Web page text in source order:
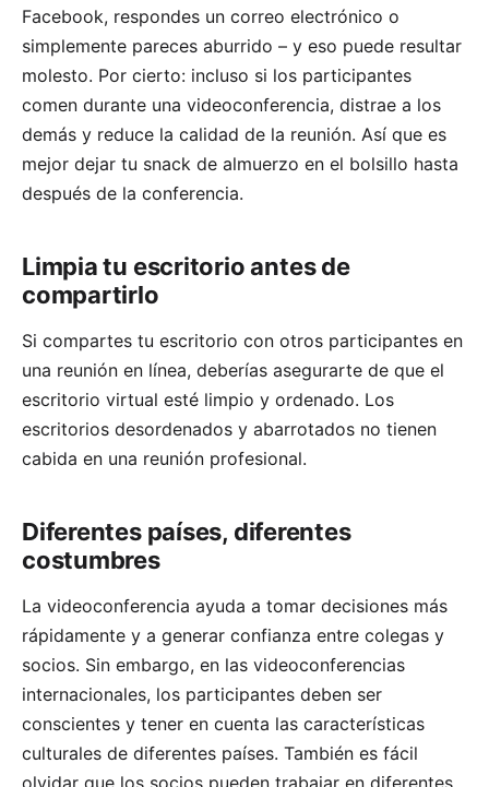
Facebook, respondes un correo electrónico o
simplemente pareces aburrido – y eso puede resultar
molesto. Por cierto: incluso si los participantes
comen durante una videoconferencia, distrae a los
demás y reduce la calidad de la reunión. Así que es
mejor dejar tu snack de almuerzo en el bolsillo hasta
después de la conferencia.
Limpia tu escritorio antes de
compartirlo
Si compartes tu escritorio con otros participantes en
una reunión en línea, deberías asegurarte de que el
escritorio virtual esté limpio y ordenado. Los
escritorios desordenados y abarrotados no tienen
cabida en una reunión profesional.
Diferentes países, diferentes
costumbres
La videoconferencia ayuda a tomar decisiones más
rápidamente y a generar confianza entre colegas y
socios. Sin embargo, en las videoconferencias
internacionales, los participantes deben ser
conscientes y tener en cuenta las características
culturales de diferentes países. También es fácil